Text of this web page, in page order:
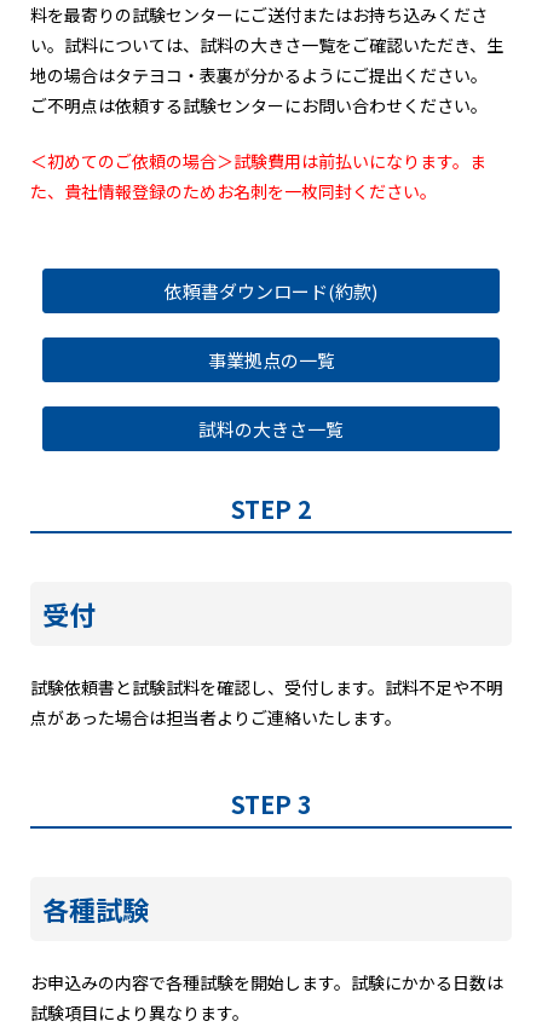
料を最寄りの試験センターにご送付またはお持ち込みくださ
い。試料については、試料の大きさ一覧をご確認いただき、生
地の場合はタテヨコ・表裏が分かるようにご提出ください。
ご不明点は依頼する試験センターにお問い合わせください。
＜初めてのご依頼の場合＞試験費用は前払いになります。ま
た、 貴社情報登録のためお名刺を一枚同封ください。
依頼書ダウンロード(約款)
事業拠点の一覧
試料の大きさ一覧
STEP 2
受付
試験依頼書と試験試料を確認し、受付します。試料不足や不明
点があった場合は担当者よりご連絡いたします。
STEP 3
各種試験
お申込みの内容で各種試験を開始します。試験にかかる日数は
試験項目により異なります。